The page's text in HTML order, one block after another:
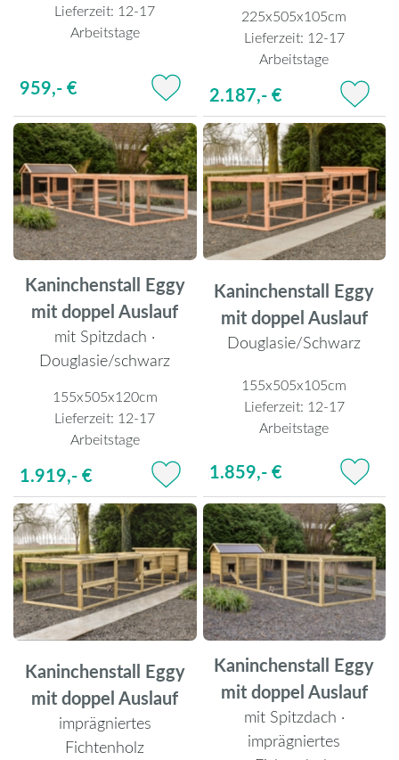
Lieferzeit: 12-17
Arbeitstage
959,- €
225x505x105cm
Lieferzeit: 12-17
Arbeitstage
2.187,- €
Kaninchenstall Eggy
mit doppel Auslauf
mit Spitzdach ·
Douglasie/schwarz
155x505x120cm
Lieferzeit: 12-17
Arbeitstage
1.919,- €
Kaninchenstall Eggy
mit doppel Auslauf
Douglasie/Schwarz
155x505x105cm
Lieferzeit: 12-17
Arbeitstage
1.859,- €
Kaninchenstall Eggy
mit doppel Auslauf
imprägniertes
Fichtenholz
Kaninchenstall Eggy
mit doppel Auslauf
mit Spitzdach ·
imprägniertes